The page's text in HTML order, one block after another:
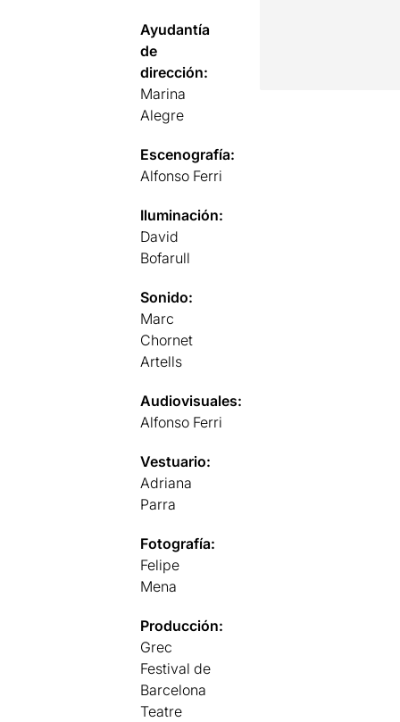
Ayudantía
de
dirección:
Marina
Alegre
Escenografía:
Alfonso Ferri
Iluminación:
David
Bofarull
Sonido:
Marc
Chornet
Artells
Audiovisuales:
Alfonso Ferri
Vestuario:
Adriana
Parra
Fotografía:
Felipe
Mena
Producción:
Grec
Festival de
Barcelona
Teatre